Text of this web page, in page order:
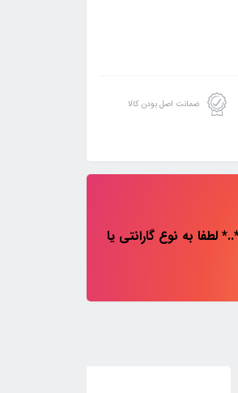
ضمانت اصل بودن کالا
به نوع گارانتی یا